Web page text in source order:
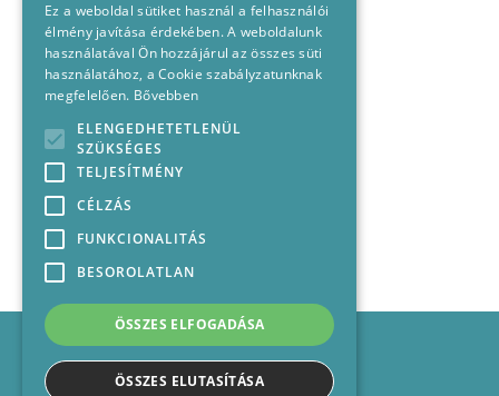
Impresszum
Médiajánlat
Felhasználási feltételek
Ez a weboldal sütiket használ a felhasználói
élmény javítása érdekében. A weboldalunk
használatával Ön hozzájárul az összes süti
használatához, a Cookie szabályzatunknak
megfelelően. Bővebben
ELENGEDHETETLENÜL
SZÜKSÉGES
TELJESÍTMÉNY
CÉLZÁS
FUNKCIONALITÁS
BESOROLATLAN
ÖSSZES ELFOGADÁSA
ÖSSZES ELUTASÍTÁSA